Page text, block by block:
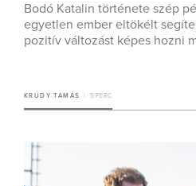
Bodó Katalin története szép
egyetlen ember eltökélt
pozitív változást képes hozni
KRÚDY TAMÁS 5 PERC